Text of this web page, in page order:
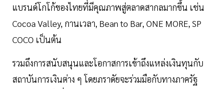
แบรนด์โกโก้ของไทยที่มีคุณภาพสู่ตลาดสากลมากขึ้น เช่น
Cocoa Valley, กานเวลา, Bean to Bar, ONE MORE, SP
COCO เป็นต้น
รวมถึงการสนับสนุนและโอกาสการเข้าถึงแหล่งเงินทุนกับ
สถาบันการเงินต่าง ๆ โดยภราดัยจะร่วมมือกับทางภาครัฐ